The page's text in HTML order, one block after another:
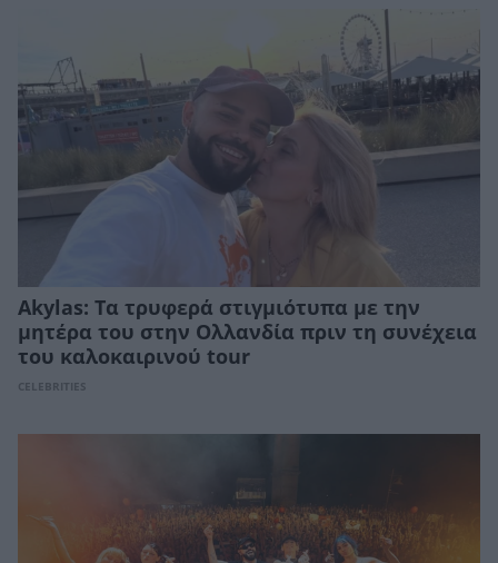
Akylas: Τα τρυφερά στιγμιότυπα με την
μητέρα του στην Ολλανδία πριν τη συνέχεια
του καλοκαιρινού tour
CELEBRITIES